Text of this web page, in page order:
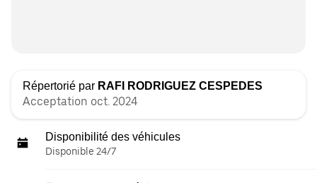
Répertorié par RAFI RODRIGUEZ CESPEDES
Acceptation oct. 2024
Disponibilité des véhicules
Disponible 24/7